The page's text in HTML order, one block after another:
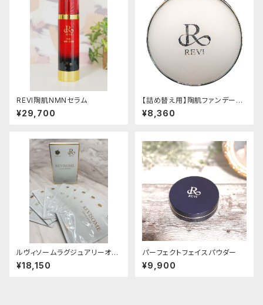
REVI陶肌NMNセラム
¥29,700
【詰め替え用】陶肌ファンデーシ
ョンジュエル レフィル
¥8,360
ルヴィソームラグジュアリーオイ
ルマスク
¥18,150
パーフェクトフェイスパウダー
¥9,900